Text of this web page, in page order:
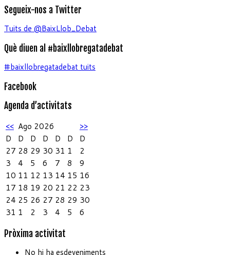
Segueix-nos a Twitter
Tuits de @BaixLlob_Debat
Què diuen al #baixllobregatadebat
#baixllobregatadebat tuits
Facebook
Agenda d’activitats
<< Ago 2026
>>
D
D D D D D
D
27 28 29 30 31 1
2
3
4 5 6 7 8
9
10 11 12 13 14 15 16
17 18 19 20 21 22 23
24 25 26 27 28 29 30
31 1 2 3 4 5 6
Pròxima activitat
No hi ha esdeveniments